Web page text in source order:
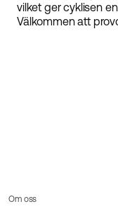
vilket ger cyklisen
Välkommen att
Om oss